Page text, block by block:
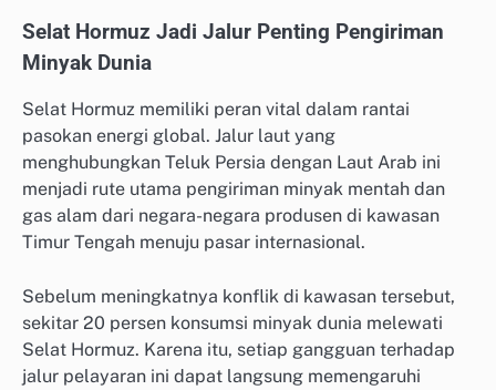
Selat Hormuz Jadi Jalur Penting Pengiriman
Minyak Dunia
Selat Hormuz memiliki peran vital dalam rantai
pasokan energi global. Jalur laut yang
menghubungkan Teluk Persia dengan Laut Arab ini
menjadi rute utama pengiriman minyak mentah dan
gas alam dari negara-negara produsen di kawasan
Timur Tengah menuju pasar internasional.
Sebelum meningkatnya konflik di kawasan tersebut,
sekitar 20 persen konsumsi minyak dunia melewati
Selat Hormuz. Karena itu, setiap gangguan terhadap
jalur pelayaran ini dapat langsung memengaruhi